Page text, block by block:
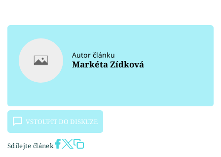
Autor článku
Markéta Zídková
VSTOUPIT DO DISKUZE
Sdílejte článek